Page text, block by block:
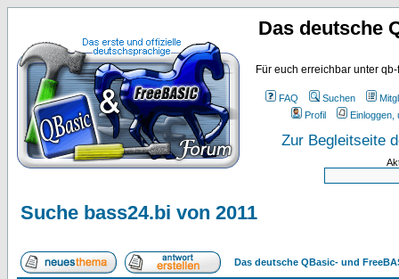
Das deutsche
Für euch erreichbar unter
FAQ Suchen
Profil
Einloggen,
Zur Begleitseite
Suche bass24.bi von 2011
Das deutsche QBasic- und